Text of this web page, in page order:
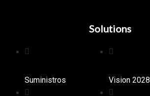
Solutions
Suministros Vision 2028